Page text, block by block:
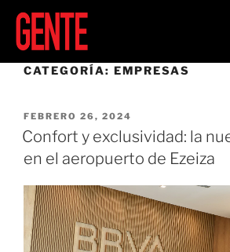
CATEGORÍA: EMPRESAS
FEBRERO 26, 2024
Confort y exclusividad: la
en el aeropuerto de Ezeiza